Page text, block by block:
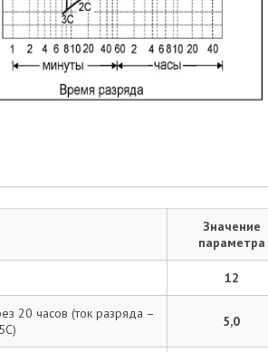
Значение
параметра
12
20 часов (ток разряда –
5,0